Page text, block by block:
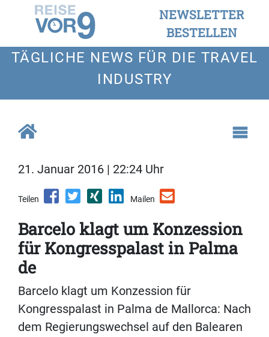
NEWSLETTER
BESTELLEN
TÄGLICHE NEWS FÜR DIE TRAVEL
INDUSTRY
21. Januar 2016 | 22:24 Uhr
Teilen Mailen
Barcelo klagt um Konzession
für Kongresspalast in Palma
de
Barcelo klagt um Konzession für
Kongresspalast in Palma de Mallorca: Nach
dem Regierungswechsel auf den Balearen